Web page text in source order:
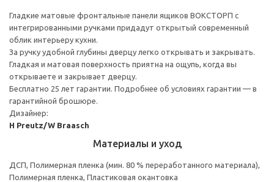
Гладкие матовые фронтальные панели ящиков ВОКСТОРП с
интегрированными ручками придадут открытый современный
облик интерьеру кухни.
За ручку удобной глубины дверцу легко открывать и закрывать.
Гладкая и матовая поверхность приятна на ощупь, когда вы
открываете и закрывает дверцу.
Бесплатно 25 лет гарантии. Подробнее об условиях гарантии — в
гарантийной брошюре.
Дизайнер:
H Preutz/W Braasch
Материалы и уход
ДСП, Полимерная пленка (мин. 80 % переработанного материала),
Полимерная пленка, Пластиковая окантовка